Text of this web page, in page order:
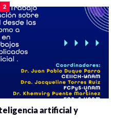
2
artificial y